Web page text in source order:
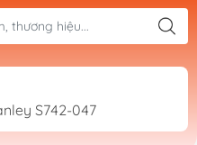
S742-047